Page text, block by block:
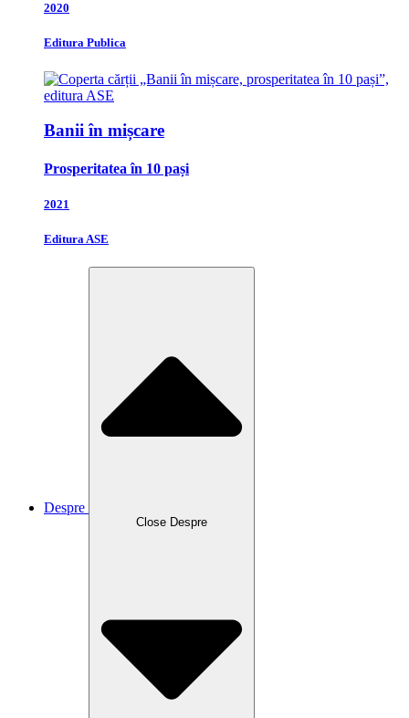
2020
Editura Publica
Banii în mișcare
Prosperitatea în 10 pași
2021
Editura ASE
Despre
Close Despre